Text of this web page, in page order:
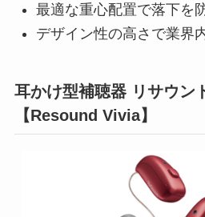
最適な重心配置で落下を
デザイン性の高さで業界
耳かけ型補聴器 リサウン
【Resound Vivia】